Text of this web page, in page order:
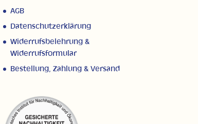
AGB
Datenschutzerklärung
Widerrufsbelehrung &
Widerrufsformular
Bestellung, Zahlung & Versand